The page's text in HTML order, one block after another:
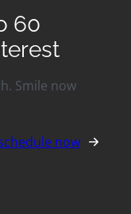
60
Smile now
now